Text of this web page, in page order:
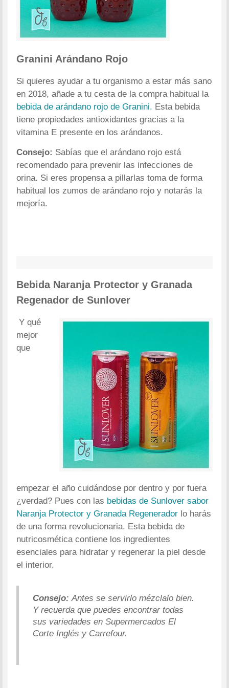
Granini Arándano Rojo
Si quieres ayudar a tu organismo a estar más sano
en 2018, añade a tu cesta de la compra habitual la
bebida de arándano rojo de Granini. Esta bebida
tiene propiedades antioxidantes gracias a la
vitamina E presente en los arándanos.
Consejo: Sabías que el arándano rojo está
recomendado para prevenir las infecciones de
orina. Si eres propensa a pillarlas toma de forma
habitual los zumos de arándano rojo y notarás la
mejoría.
Bebida Naranja Protector y Granada
Regenador de Sunlover
Y qué
mejor
que
empezar el año cuidándose por dentro y por fuera
¿verdad? Pues con las bebidas de Sunlover sabor
Naranja Protector y Granada Regenerador lo harás
de una forma revolucionaria. Esta bebida de
nutricosmética contiene los ingredientes
esenciales para hidratar y regenerar la piel desde
el interior.
Consejo:Antes se servirlo mézclalo bien.
Y recuerda que puedes encontrar todas
sus variedades en Supermercados El
Corte Inglés y Carrefour.